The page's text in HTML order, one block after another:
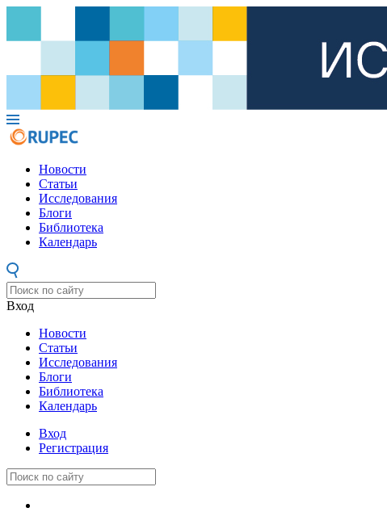
Новости
Статьи
Исследования
Блоги
Библиотека
Календарь
Вход
Новости
Статьи
Исследования
Блоги
Библиотека
Календарь
Вход
Регистрация